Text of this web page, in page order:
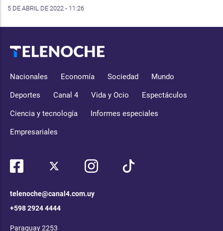
5 DE ABRIL DE 2022 - 11:26
Nacionales Economía Sociedad Mundo
Deportes Canal 4 Vida y Ocio Espectáculos
Ciencia y tecnología Informes especiales
Empresariales
telenoche@canal4.com.uy
+598 2924 4444
Paraguay 2253